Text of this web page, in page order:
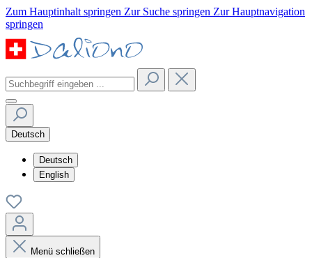
Zum Hauptinhalt springen Zur Suche springen Zur Hauptnavigation
springen
Deutsch
Deutsch
English
Menü schließen